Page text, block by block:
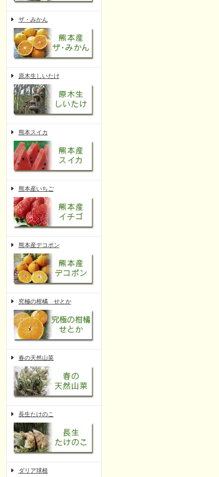
ザ・みかん
原木生しいたけ
熊本スイカ
熊本産いちご
熊本産デコポン
究極の柑橘 せとか
春の天然山菜
長生たけのこ
ダリア球根